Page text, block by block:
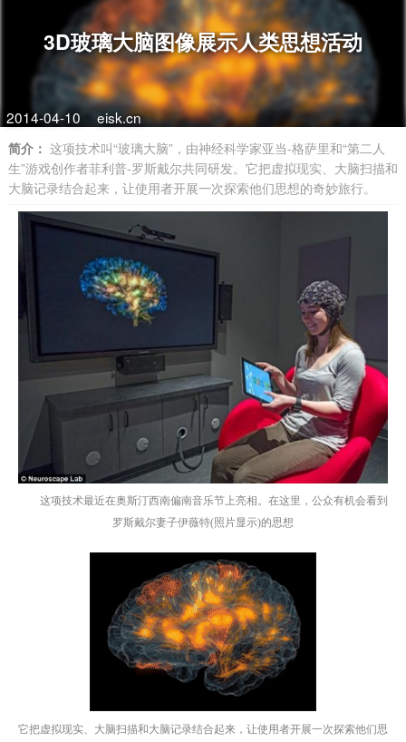
3D玻璃大脑图像展示人类思想活动
2014-04-10 eisk.cn
简介： 这项技术叫“玻璃大脑”，由神经科学家亚当-格萨里和“第二人
生”游戏创作者菲利普-罗斯戴尔共同研发。它把虚拟现实、大脑扫描和
大脑记录结合起来，让使用者开展一次探索他们思想的奇妙旅行。
这项技术最近在奥斯汀西南偏南音乐节上亮相。在这里，公众有机会看到
罗斯戴尔妻子伊薇特(照片显示)的思想
它把虚拟现实、大脑扫描和大脑记录结合起来，让使用者开展一次探索他们思